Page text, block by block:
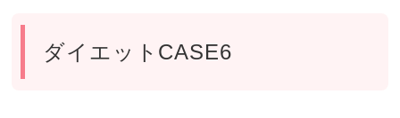
ダイエットCASE6